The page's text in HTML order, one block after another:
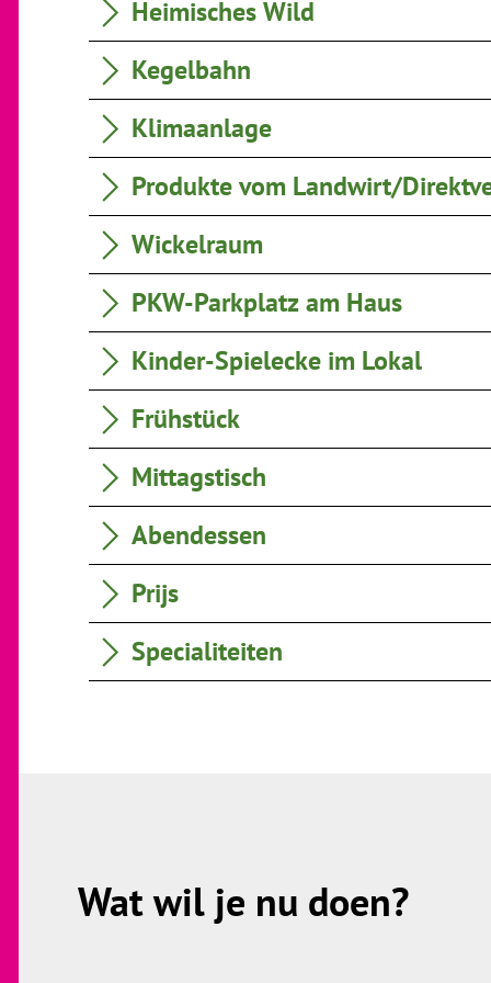
Heimisches Wild
Kegelbahn
Klimaanlage
Produkte vom Landwirt/
Wickelraum
PKW-Parkplatz am Haus
Kinder-Spielecke im Lokal
Frühstück
Mittagstisch
Abendessen
Prijs
Specialiteiten
Wat wil je nu doen?